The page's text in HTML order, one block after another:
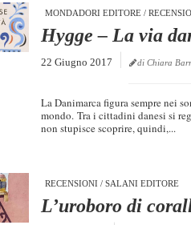
MONDADORI EDITORE /
Hygge – La via
22 Giugno 2017 di Chiara
La Danimarca figura sempre nei
mondo. Tra i cittadini danesi si
non stupisce scoprire, quindi,...
RECENSIONI / SALANI EDITORE
L’uroboro di